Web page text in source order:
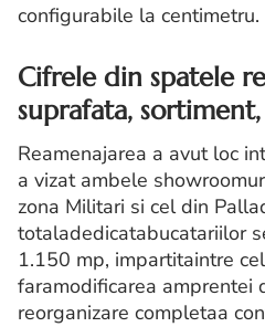
configurabile la centimetru.
Cifrele din spatele
suprafata,
Reamenajarea a avut loc
a vizat ambele
zona Militari si cel din
totaladedicatabucatariilor
1.150 mp, impartitaintre
faramodificarea amprentei
reorganizare completaa